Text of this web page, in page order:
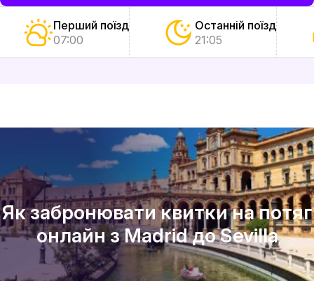
Перший поїзд
07:00
Останній поїзд
21:05
Як забронювати квитки на потяг
онлайн з Madrid до Sevilla